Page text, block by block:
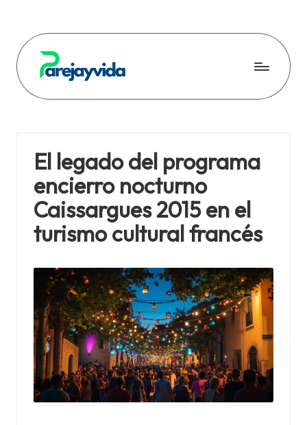
content
P
e
j
a
y
v
d
a
El legado del programa
encierro nocturno
Caissargues 2015 en el
turismo cultural francés